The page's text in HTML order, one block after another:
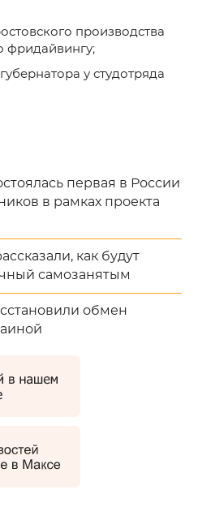
производства
фридайвингу;
у студотряда
первая в России
в рамках проекта
как будут
самозанятым
обмен